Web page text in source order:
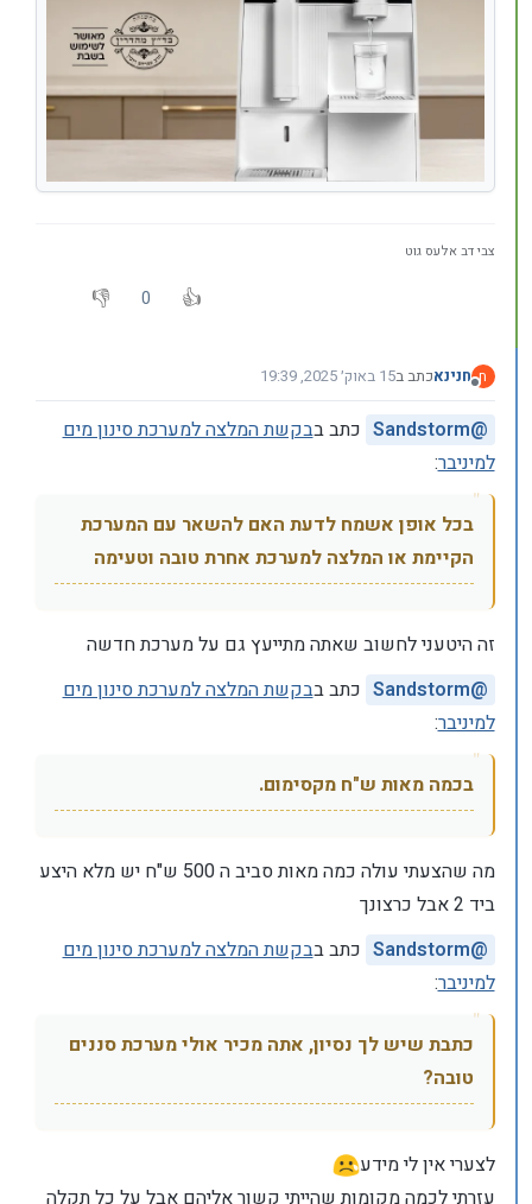
צבי דב אלעס גוט
0
ח
מנותק
חנינאכתב ב15 באוק׳ 2025, 19:39
נערך לאחרונה על ידי חנינא
@
Sandstorm כתב בבקשת המלצה למערכת סינון מים
למיניבר:
בכל אופן אשמח לדעת האם להשאר עם המערכת
הקיימת או המלצה למערכת אחרת טובה וטעימה
זה היטעני לחשוב שאתה מתייעץ גם על מערכת חדשה
@
Sandstorm כתב בבקשת המלצה למערכת סינון מים
למיניבר:
בכמה מאות ש"ח מקסימום.
מה שהצעתי עולה כמה מאות סביב ה 500 ש"ח יש מלא היצע
ביד 2 אבל כרצונך
@
Sandstorm כתב בבקשת המלצה למערכת סינון מים
למיניבר:
כתבת שיש לך נסיון, אתה מכיר אולי מערכת סננים
טובה?
לצערי אין לי מידע
עזרתי לכמה מקומות שהייתי קשור אליהם אבל על כל תקלה